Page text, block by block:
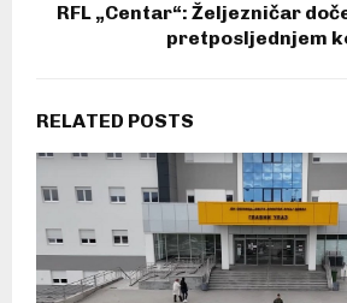
RFL „Centar“: Željezničar
pretposljednjem
RELATED POSTS